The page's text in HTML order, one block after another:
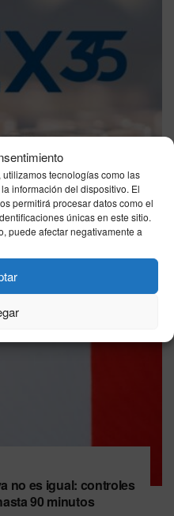
tecnologías como las
información del dispositivo. El
permitirá procesar datos como el
únicas en este sitio.
puede afectar negativamente a
de 2026: cierra al
no es igual: controles
90 minutos